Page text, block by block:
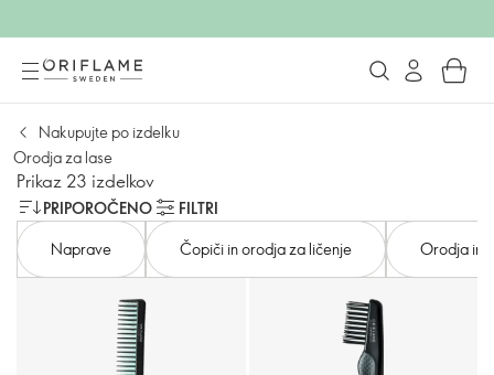
Nakupujte po izdelku
Orodja za lase
Prikaz 23 izdelkov
PRIPOROČENO
FILTRI
Naprave
Čopiči in orodja za ličenje Orodja in